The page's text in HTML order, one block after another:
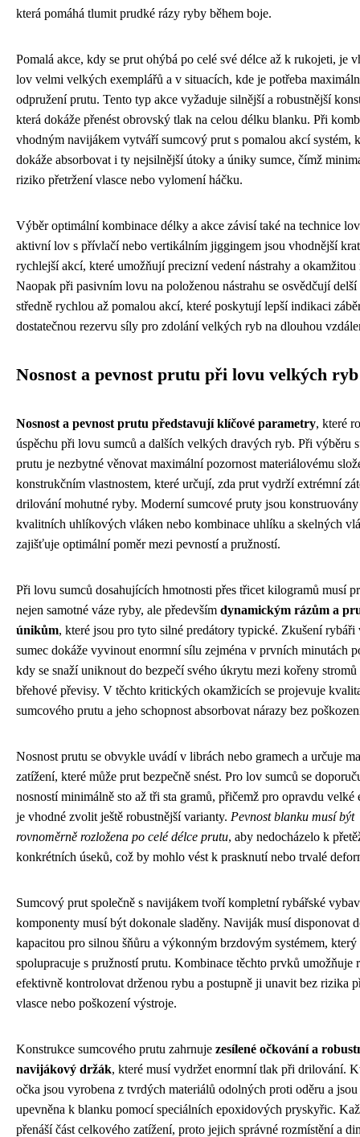
která pomáhá tlumit prudké rázy ryby během boje.
Pomalá akce, kdy se prut ohýbá po celé své délce až k rukojeti, je
lov velmi velkých exemplářů a v situacích, kde je potřeba
odpružení prutu. Tento typ akce vyžaduje silnější a robustnější
která dokáže přenést obrovský tlak na celou délku blanku. Při
vhodným navijákem vytváří sumcový prut s pomalou akcí systém,
dokáže absorbovat i ty nejsilnější útoky a úniky sumce, čímž
riziko přetržení vlasce nebo vylomení háčku.
Výběr optimální kombinace délky a akce závisí také na technice
aktivní lov s přívlačí nebo vertikálním jiggingem jsou vhodnější
rychlejší akcí, které umožňují precizní vedení nástrahy a okamžitou
Naopak při pasivním lovu na položenou nástrahu se osvědčují delší
středně rychlou až pomalou akcí, které poskytují lepší indikaci
dostatečnou rezervu síly pro zdolání velkých ryb na dlouhou
Nosnost a pevnost prutu při lovu velkých ryb
Nosnost a pevnost prutu představují klíčové parametry, které
úspěchu při lovu sumců a dalších velkých dravých ryb. Při výběru
prutu je nezbytné věnovat maximální pozornost materiálovému
konstrukčním vlastnostem, které určují, zda prut vydrží extrémní
drilování mohutné ryby. Moderní sumcové pruty jsou
kvalitních uhlíkových vláken nebo kombinace uhlíku a skelných
zajišťuje optimální poměr mezi pevností a pružností.
Při lovu sumců dosahujících hmotnosti přes třicet kilogramů musí
nejen samotné váze ryby, ale především dynamickým rázům a
únikům, které jsou pro tyto silné predátory typické. Zkušení rybáři
sumec dokáže vyvinout enormní sílu zejména v prvních minutách
kdy se snaží uniknout do bezpečí svého úkrytu mezi kořeny stromů
břehové převisy. V těchto kritických okamžicích se projevuje
sumcového prutu a jeho schopnost absorbovat nárazy bez
Nosnost prutu se obvykle uvádí v librách nebo gramech a určuje
zatížení, které může prut bezpečně snést. Pro lov sumců se
nosností minimálně sto až tři sta gramů, přičemž pro opravdu velké
je vhodné zvolit ještě robustnější varianty. Pevnost blanku musí být
rovnoměrně rozložena po celé délce prutu, aby nedocházelo k
konkrétních úseků, což by mohlo vést k prasknutí nebo trvalé
Sumcový prut společně s navijákem tvoří kompletní rybářské
komponenty musí být dokonale sladěny. Naviják musí disponovat
kapacitou pro silnou šňůru a výkonným brzdovým systémem, který
spolupracuje s pružností prutu. Kombinace těchto prvků umožňuje
efektivně kontrolovat drženou rybu a postupně ji unavit bez rizika
vlasce nebo poškození výstroje.
Konstrukce sumcového prutu zahrnuje zesílené očkování a
navijákový držák, které musí vydržet enormní tlak při drilování.
očka jsou vyrobena z tvrdých materiálů odolných proti oděru a jsou
upevněna k blanku pomocí speciálních epoxidových pryskyřic.
přenáší část celkového zatížení, proto jejich správné rozmístění a